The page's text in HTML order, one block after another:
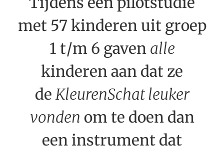
met 57 kinderen uit groep
1 t/m 6 gaven alle
kinderen aan dat ze
de KleurenSchat leuker
vonden om te doen dan
een instrument dat